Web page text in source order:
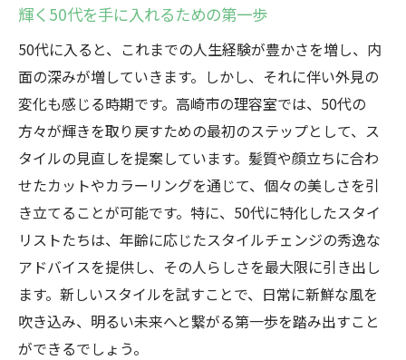
輝く50代を手に入れるための第一歩
50代に入ると、これまでの人生経験が豊かさを増し、内
面の深みが増していきます。しかし、それに伴い外見の
変化も感じる時期です。高崎市の理容室では、50代の
方々が輝きを取り戻すための最初のステップとして、ス
タイルの見直しを提案しています。髪質や顔立ちに合わ
せたカットやカラーリングを通じて、個々の美しさを引
き立てることが可能です。特に、50代に特化したスタイ
リストたちは、年齢に応じたスタイルチェンジの秀逸な
アドバイスを提供し、その人らしさを最大限に引き出し
ます。新しいスタイルを試すことで、日常に新鮮な風を
吹き込み、明るい未来へと繋がる第一歩を踏み出すこと
ができるでしょう。